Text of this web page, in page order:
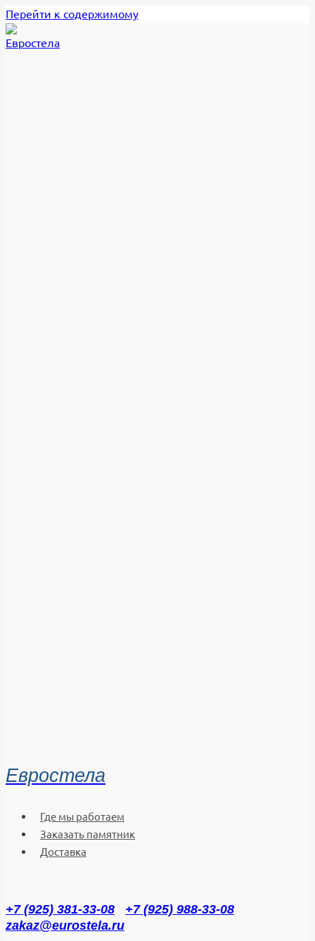
Перейти к содержимому
Евростела
Где мы работаем
Заказать памятник
Доставка
+7 (925) 381-33-08
+7 (925) 988-33-08
zakaz@eurostela.ru